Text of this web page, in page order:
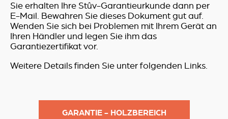
Sie erhalten Ihre Stûv-Garantieurkunde dann per
E-Mail. Bewahren Sie dieses Dokument gut auf.
Wenden Sie sich bei Problemen mit Ihrem Gerät an
Ihren Händler und legen Sie ihm das
Garantiezertifikat vor.
Weitere Details finden Sie unter folgenden Links.
GARANTIE - HOLZBEREICH